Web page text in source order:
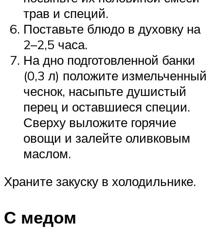
трав и специй.
Поставьте блюдо в духовку на
2–2,5 часа.
На дно подготовленной банки
(0,3 л) положите измельченный
чеснок, насыпьте душистый
перец и оставшиеся специи.
Сверху выложите горячие
овощи и залейте оливковым
маслом.
Храните закуску в холодильнике.
С медом